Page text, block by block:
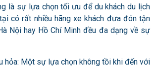
là sự lựa chọn tối ưu để du khách du lịch
có rất nhiều hãng xe khách đưa đón tận
Nội hay Hồ Chí Minh đều đa dạng về sự
hỏa: Một sự lựa chọn không tồi khi đến với